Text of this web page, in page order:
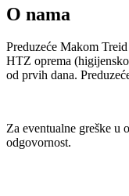
O nama
Preduzeće Makom
HTZ oprema
od prvih dana.
Za eventualne greške u
odgovornost.